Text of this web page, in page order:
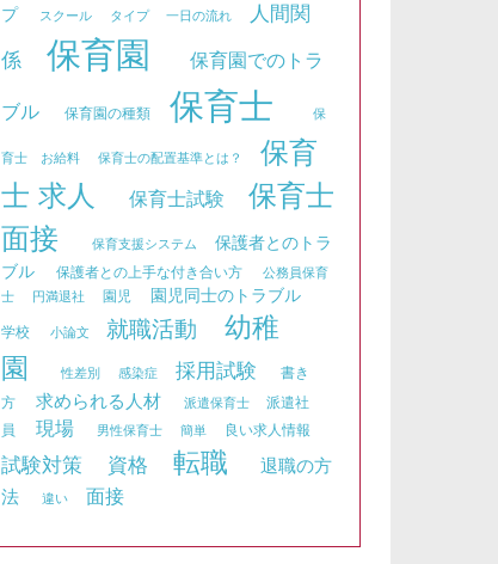
プ
スクール タイプ 一日の流れ
人間関
係
保育園 保育園でのトラ
ブル 保育園の種類 保育士 保
育士 お給料 保育士の配置基準とは？
保育
士 求人
保育士試験
保育士
面接
保育支援システム
保護者とのトラ
ブル
保護者との上手な付き合い方
公務員保育
士
円満退社 園児 園児同士のトラブル
学校 小論文 就職活動
幼稚
園
性差別 感染症 採用試験
書き
方
求められる人材 派遣保育士
派遣社
員
現場 男性保育士 簡単 良い求人情報
試験対策 資格 転職
退職の方
法
違い 面接